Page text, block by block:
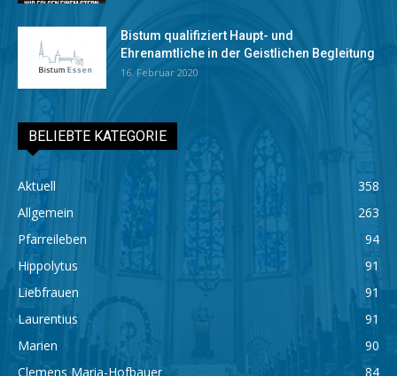
Bistum qualifiziert Haupt- und
Ehrenamtliche in der Geistlichen Begleitung
16. Februar 2020
BELIEBTE KATEGORIE
Aktuell
358
Allgemein
263
Pfarreileben
94
Hippolytus
91
Liebfrauen
91
Laurentius
91
Marien
90
Clemens Maria-Hofbauer
84